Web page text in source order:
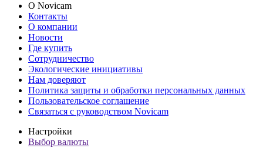
О Novicam
Контакты
О компании
Новости
Где купить
Сотрудничество
Экологические инициативы
Нам доверяют
Политика защиты и обработки персональных данных
Пользовательское соглашение
Связаться с руководством Novicam
Настройки
Выбор валюты